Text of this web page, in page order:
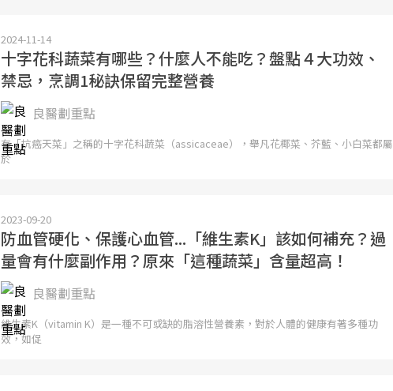
2024-11-14
十字花科蔬菜有哪些？什麼人不能吃？盤點４大功效、
禁忌，烹調1秘訣保留完整營養
良醫劃重點
有「抗癌天菜」之稱的十字花科蔬菜（assicaceae），舉凡花椰菜、芥藍、小白菜都屬
於
2023-09-20
防血管硬化、保護心血管...「維生素K」該如何補充？過
量會有什麼副作用？原來「這種蔬菜」含量超高！
良醫劃重點
維生素K（vitamin K）是一種不可或缺的脂溶性營養素，對於人體的健康有著多種功
效，如促